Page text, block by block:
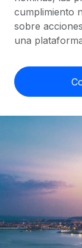
Integra los
Consulta
Simplifica
Startups
empresas
Amplía tu
Consulta
cualquier
Guías y
Casos
English
Nederlands
Deutsch
Español
Italiano
cumplimiento
sobre
una